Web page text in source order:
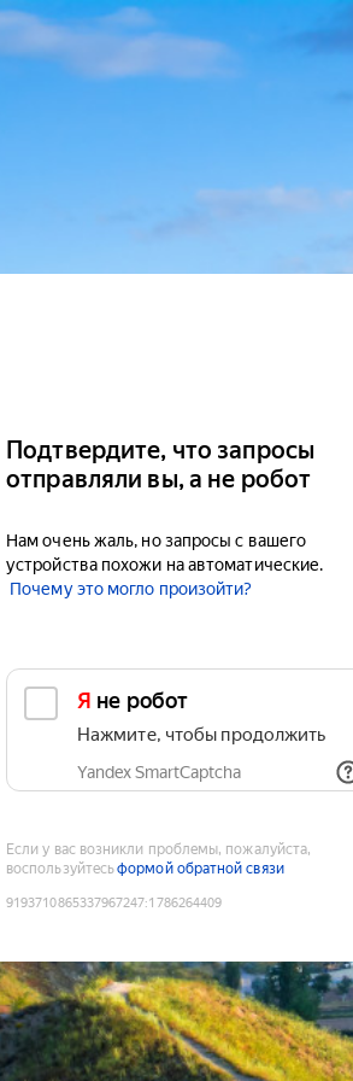
Подтвердите, что запросы
отправляли вы, а не робот
Нам очень жаль, но запросы с вашего
устройства похожи на автоматические.
Почему это могло произойти?
Я не робот
Нажмите, чтобы продолжить
Yandex SmartCaptcha
Если у вас возникли проблемы, пожалуйста,
воспользуйтесьформой обратной связи
9193710865337967247:1786264409